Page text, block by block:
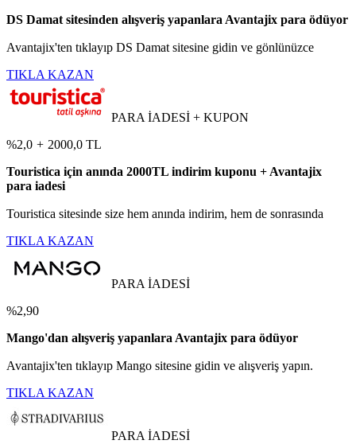
DS Damat sitesinden alışveriş yapanlara Avantajix para ödüyor
Avantajix'ten tıklayıp DS Damat sitesine gidin ve gönlünüzce
TIKLA KAZAN
PARA İADESİ + KUPON
%2,0 + 2000,0 TL
Touristica için anında 2000TL indirim kuponu + Avantajix
para iadesi
Touristica sitesinde size hem anında indirim, hem de sonrasında
TIKLA KAZAN
PARA İADESİ
%2,90
Mango'dan alışveriş yapanlara Avantajix para ödüyor
Avantajix'ten tıklayıp Mango sitesine gidin ve alışveriş yapın.
TIKLA KAZAN
PARA İADESİ